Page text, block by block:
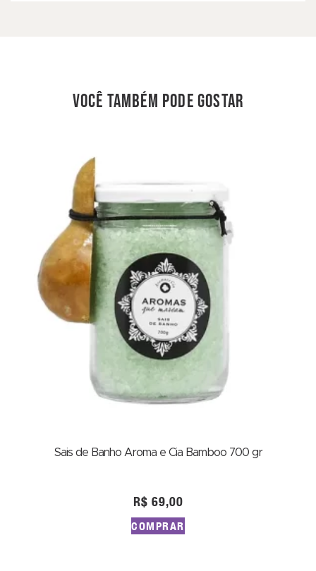
você também pode gostar
Sais de Banho Aroma e Cia Bamboo 700 gr
R$ 69,00
COMPRAR